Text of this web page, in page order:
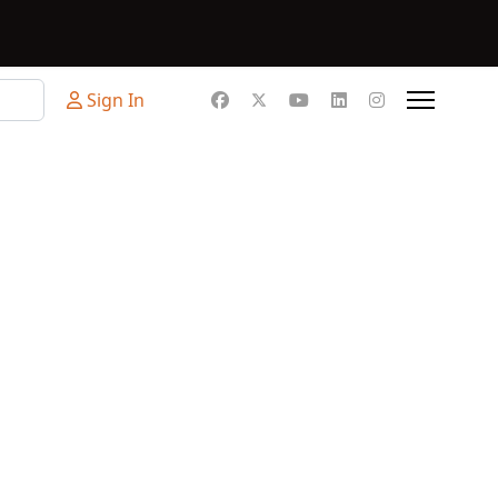
Sign In